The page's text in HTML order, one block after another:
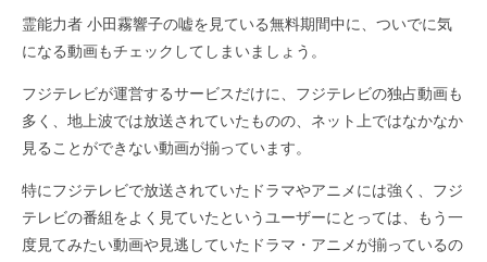
霊能力者 小田霧響子の嘘を見ている無料期間中に、ついでに気
になる動画もチェックしてしまいましょう。
フジテレビが運営するサービスだけに、フジテレビの独占動画も
多く、地上波では放送されていたものの、ネット上ではなかなか
見ることができない動画が揃っています。
特にフジテレビで放送されていたドラマやアニメには強く、フジ
テレビの番組をよく見ていたというユーザーにとっては、もう一
度見てみたい動画や見逃していたドラマ・アニメが揃っているの